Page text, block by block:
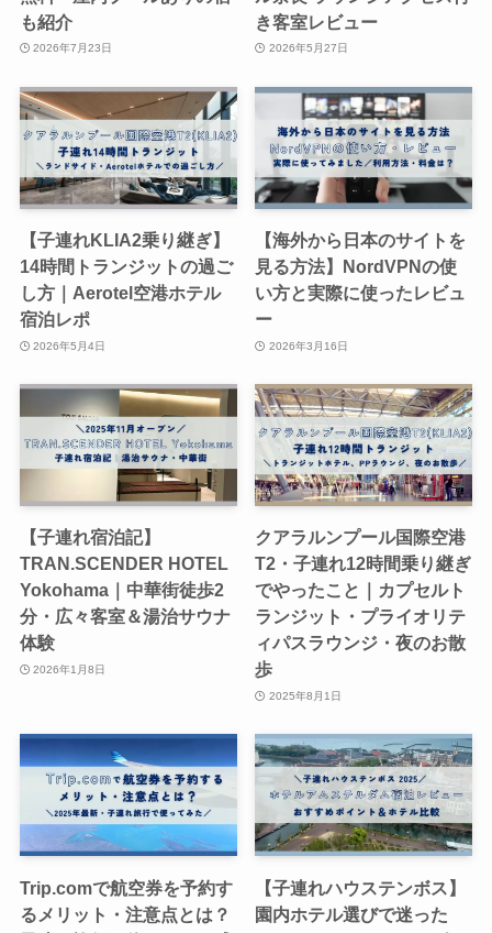
も紹介
2026年7月23日
き客室レビュー
2026年5月27日
【子連れKLIA2乗り継ぎ】
14時間トランジットの過ご
し方｜Aerotel空港ホテル
宿泊レポ
2026年5月4日
【海外から日本のサイトを
見る方法】NordVPNの使
い方と実際に使ったレビュ
ー
2026年3月16日
【子連れ宿泊記】
TRAN.SCENDER HOTEL
Yokohama｜中華街徒歩2
分・広々客室＆湯治サウナ
体験
2026年1月8日
クアラルンプール国際空港
T2・子連れ12時間乗り継ぎ
でやったこと｜カプセルト
ランジット・プライオリテ
ィパスラウンジ・夜のお散
歩
2025年8月1日
Trip.comで航空券を予約す
るメリット・注意点とは？
【子連れハウステンボス】
園内ホテル選びで迷った